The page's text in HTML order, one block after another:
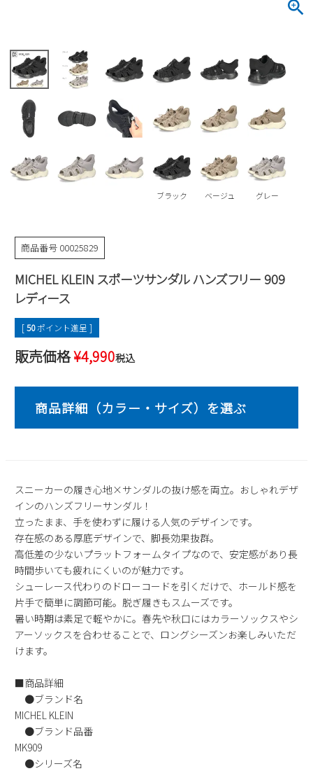
ウェア
Parade
SKECHERS
moz
puma
ワークシューズ
ブーツ
ウェア
Parade
EDWIN
new balance
ブーツ
Parade
new balance
瞬足
キッズSALE
ボディバッグ
ハンドバッグ
ビジネスバッグ
トートバッグ
財布
すべての商品
ケア用品
雑貨
店舗一覧
ご利用ガイド
会員サービス
メルマガ購買
営業日カレンダー
休業日 お問い合わせ窓口休業日
23
24 25 26 27 28
29
31
2026 年9月
日 月 水 木 金
土
1
2 3
5
6
7 9 10 11
13
14 15 16 17 18
19
20
21 22 23 24 25
26
新規会員登録
ブラック ベージュ グレー
商品番号 00025829
MICHEL KLEIN スポーツサンダル ハンズフリー 909
レディース
[50ポイント進呈 ]
販売価格¥4,990税込
スニーカーの履き心地×サンダルの抜け感を両立。おしゃれデザ
インのハンズフリーサンダル！
立ったまま、手を使わずに履ける人気のデザインです。
存在感のある厚底デザインで、脚長効果抜群。
高低差の少ないプラットフォームタイプなので、安定感があり長
時間歩いても疲れにくいのが魅力です。
シューレース代わりのドローコードを引くだけで、ホールド感を
片手で簡単に調節可能。脱ぎ履きもスムーズです。
暑い時期は素足で軽やかに。春先や秋口にはカラーソックスやシ
アーソックスを合わせることで、ロングシーズンお楽しみいただ
けます。
■商品詳細
●ブランド名
MICHEL KLEIN
●ブランド品番
MK909
●シリーズ名